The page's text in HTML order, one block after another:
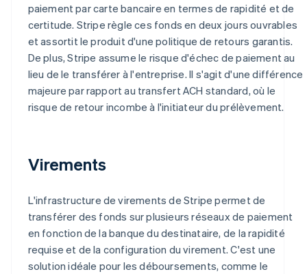
paiement par carte bancaire en termes de rapidité et de
certitude. Stripe règle ces fonds en deux jours ouvrables
et assortit le produit d'une politique de retours garantis.
De plus, Stripe assume le risque d'échec de paiement au
lieu de le transférer à l'entreprise. Il s'agit d'une différence
majeure par rapport au transfert ACH standard, où le
risque de retour incombe à l'initiateur du prélèvement.
Virements
L'infrastructure de virements de Stripe permet de
transférer des fonds sur plusieurs réseaux de paiement
en fonction de la banque du destinataire, de la rapidité
requise et de la configuration du virement. C'est une
solution idéale pour les déboursements, comme le